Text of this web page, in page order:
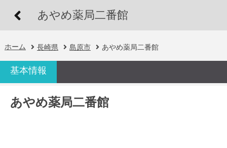
あやめ薬局二番館
ホーム 長崎県 島原市 あやめ薬局二番館
基本情報
あやめ薬局二番館